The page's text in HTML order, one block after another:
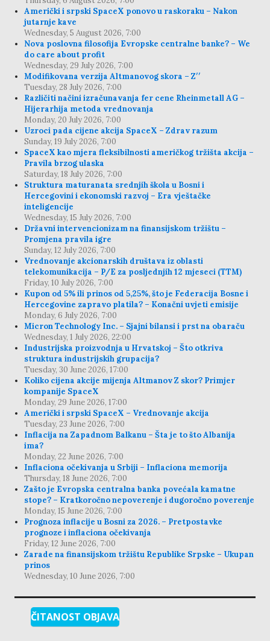
Američki i srpski SpaceX ponovo u raskoraku – Nakon
jutarnje kave
Wednesday, 5 August 2026, 7:00
Nova poslovna filosofija Evropske centralne banke? – We
do care about profit
Wednesday, 29 July 2026, 7:00
Modifikovana verzija Altmanovog skora – Z′′
Tuesday, 28 July 2026, 7:00
Različiti načini izračunavanja fer cene Rheinmetall AG –
Hijerarhija metoda vrednovanja
Monday, 20 July 2026, 7:00
Uzroci pada cijene akcija SpaceX – Zdrav razum
Sunday, 19 July 2026, 7:00
SpaceX kao mjera fleksibilnosti američkog tržišta akcija –
Pravila brzog ulaska
Saturday, 18 July 2026, 7:00
Struktura maturanata srednjih škola u Bosni i
Hercegovini i ekonomski razvoj – Era vještačke
inteligencije
Wednesday, 15 July 2026, 7:00
Državni intervencionizam na finansijskom tržištu –
Promjena pravila igre
Sunday, 12 July 2026, 7:00
Vrednovanje akcionarskih društava iz oblasti
telekomunikacija – P/E za posljednjih 12 mjeseci (TTM)
Friday, 10 July 2026, 7:00
Kupon od 5% ili prinos od 5,25%, što je Federacija Bosne i
Hercegovine zapravo platila? – Konačni uvjeti emisije
Monday, 6 July 2026, 7:00
Micron Technology Inc. – Sjajni bilansi i prst na obaraču
Wednesday, 1 July 2026, 22:00
Industrijska proizvodnja u Hrvatskoj – Što otkriva
struktura industrijskih grupacija?
Tuesday, 30 June 2026, 17:00
Koliko cijena akcije mijenja Altmanov Z skor? Primjer
kompanije SpaceX
Monday, 29 June 2026, 17:00
Američki i srpski SpaceX – Vrednovanje akcija
Tuesday, 23 June 2026, 7:00
Inflacija na Zapadnom Balkanu – Šta je to što Albanija
ima?
Monday, 22 June 2026, 7:00
Inflaciona očekivanja u Srbiji – Inflaciona memorija
Thursday, 18 June 2026, 7:00
Zašto je Evropska centralna banka povećala kamatne
stope? – Kratkoročno nepoverenje i dugoročno poverenje
Monday, 15 June 2026, 7:00
Prognoza inflacije u Bosni za 2026. – Pretpostavke
prognoze i inflaciona očekivanja
Friday, 12 June 2026, 7:00
Zarade na finansijskom tržištu Republike Srpske – Ukupan
prinos
Wednesday, 10 June 2026, 7:00
ČITANOST OBJAVA